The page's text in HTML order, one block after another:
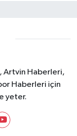
Artvin Haberleri,
Haberleri için
yeter.